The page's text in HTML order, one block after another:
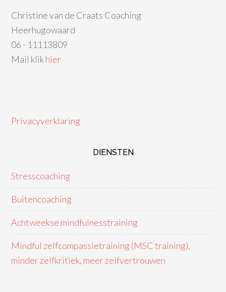
Christine van de Craats Coaching
Heerhugowaard
06 - 11113809
Mail klikhier
Privacyverklaring
DIENSTEN
Stresscoaching
Buitencoaching
Achtweekse mindfulnesstraining
Mindful zelfcompassietraining (MSC training),
minder zelfkritiek, meer zelfvertrouwen